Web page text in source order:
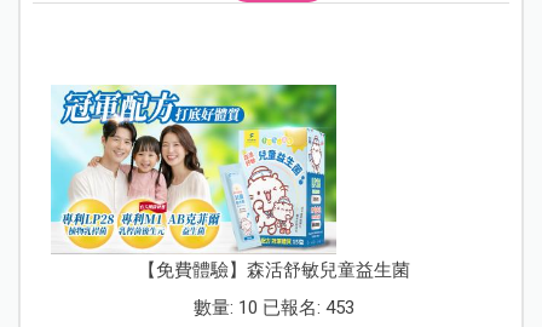
【免費體驗】森活舒敏兒童益生菌
數量: 10 已報名: 453